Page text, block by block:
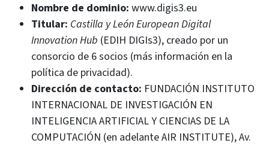
Nombre de dominio: www.digis3.eu
Titular: Castilla y León European Digital
Innovation Hub (EDIH DIGIs3), creado por un
consorcio de 6 socios (más información en la
política de privacidad).
Dirección de contacto: FUNDACIÓN INSTITUTO
INTERNACIONAL DE INVESTIGACIÓN EN
INTELIGENCIA ARTIFICIAL Y CIENCIAS DE LA
COMPUTACIÓN (en adelante AIR INSTITUTE), Av.